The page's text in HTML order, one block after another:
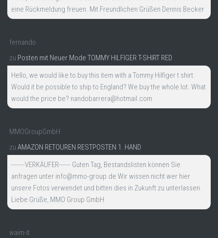
eine Rückmeldung freuen. Mit Freundlichen Grüßen Dennis Becker
fernando
zu Posten mit Neuer Mode TOMMY HILFIGER T-SHIRT RED
Hello, we would like to buy this item with a Tommy Hilfiger t shirt.
Would it be possible to ship to England? We buy the whole lot. What
would the price be? nandobarrera@hotmail.com
MMOGroupGmbH
zu AMAZON RETOUREN RESTPOSTEN 1. HAND
-------VERKÄUFER------ Guten Tag, Bestandslisten können Sie
anfragen unter info@mmo-group.de Wir wissen nicht wer hier
unsere Fotos verwendet und bitten dies in Zukunft zu unterlassen.
Liebe Grüße, MMO Group GmbH
waim-it